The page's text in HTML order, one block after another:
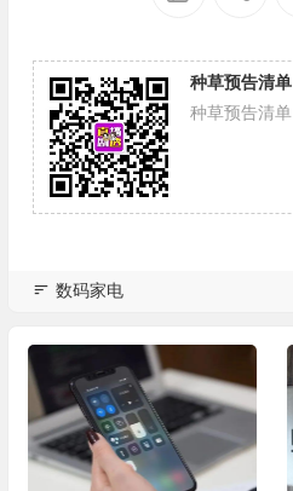
种草预告清单
种草预告清单
数码家电